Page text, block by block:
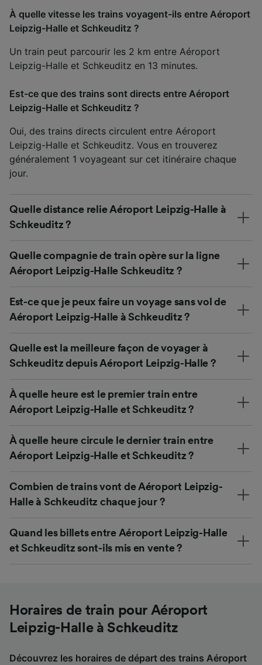
À quelle vitesse les trains voyagent-ils entre Aéroport
Leipzig-Halle et Schkeuditz ?
Un train peut parcourir les 2 km entre Aéroport
Leipzig-Halle et Schkeuditz en 13 minutes.
Est-ce que des trains sont directs entre Aéroport
Leipzig-Halle et Schkeuditz ?
Oui, des trains directs circulent entre Aéroport
Leipzig-Halle et Schkeuditz. Vous en trouverez
généralement 1 voyageant sur cet itinéraire chaque
jour.
Quelle distance relie Aéroport Leipzig-Halle à
Schkeuditz ?
Quelle compagnie de train opère sur la ligne
Aéroport Leipzig-Halle Schkeuditz ?
Est-ce que je peux faire un voyage sans vol de
Aéroport Leipzig-Halle à Schkeuditz ?
Quelle est la meilleure façon de voyager à
Schkeuditz depuis Aéroport Leipzig-Halle ?
À quelle heure est le premier train entre
Aéroport Leipzig-Halle et Schkeuditz ?
À quelle heure circule le dernier train entre
Aéroport Leipzig-Halle et Schkeuditz ?
Combien de trains vont de Aéroport Leipzig-
Halle à Schkeuditz chaque jour ?
Quand les billets entre Aéroport Leipzig-Halle
et Schkeuditz sont-ils mis en vente ?
Horaires de train pour Aéroport
Leipzig-Halle à Schkeuditz
Découvrez les horaires de départ des trains Aéroport